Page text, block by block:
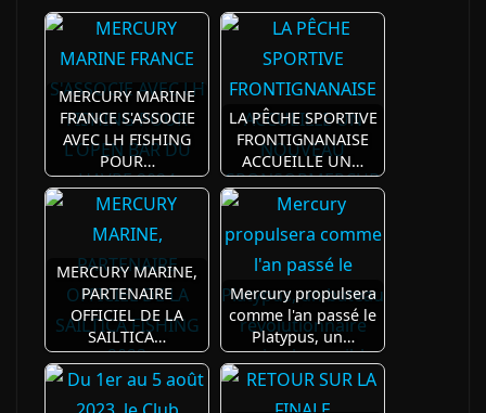
MERCURY MARINE
FRANCE S'ASSOCIE
AVEC LH FISHING
POUR…
LA PÊCHE SPORTIVE
FRONTIGNANAISE
ACCUEILLE UN…
MERCURY MARINE,
PARTENAIRE
OFFICIEL DE LA
SAILTICA…
Mercury propulsera
comme l'an passé le
Platypus, un…